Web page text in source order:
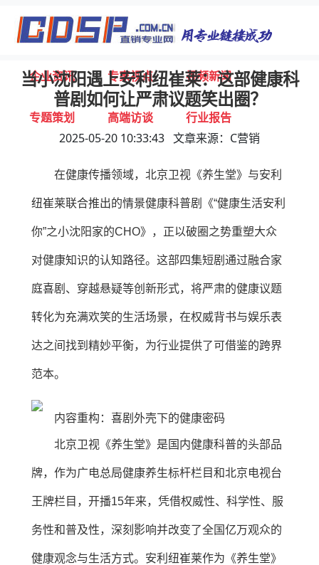
首页 独家报道 行业动态
企业资讯 专家视点 视频新闻
专题策划 高端访谈 行业报告
当小沈阳遇上安利纽崔莱：这部健康科
普剧如何让严肃议题笑出圈？
2025-05-20 10:33:43 文章来源：C营销
在健康传播领域，北京卫视《养生堂》与安利
纽崔莱联合推出的情景健康科普剧《“健康生活安利
你”之小沈阳家的CHO》，正以破圈之势重塑大众
对健康知识的认知路径。这部四集短剧通过融合家
庭喜剧、穿越悬疑等创新形式，将严肃的健康议题
转化为充满欢笑的生活场景，在权威背书与娱乐表
达之间找到精妙平衡，为行业提供了可借鉴的跨界
范本。
内容重构：喜剧外壳下的健康密码
北京卫视《养生堂》是国内健康科普的头部品
牌，作为广电总局健康养生标杆栏目和北京电视台
王牌栏目，开播15年来，凭借权威性、科学性、服
务性和普及性，深刻影响并改变了全国亿万观众的
健康观念与生活方式。安利纽崔莱作为《养生堂》